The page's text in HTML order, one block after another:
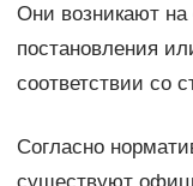
Они возникают на
постановления
соответствии со
Согласно